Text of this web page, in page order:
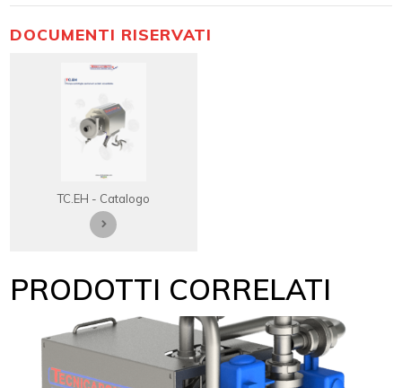
DOCUMENTI RISERVATI
TC.EH - Catalogo
PRODOTTI CORRELATI